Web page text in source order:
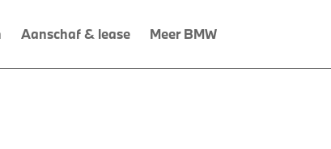
Aanschaf & lease Meer BMW